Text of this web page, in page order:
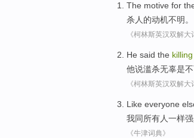
The motive for
杀人 的动机不明 。
《柯林斯英汉双解大
He said the killing
他说滥杀无辜是
《柯林斯英汉双解大
Like everyone
我同所有人一样
《牛津词典》